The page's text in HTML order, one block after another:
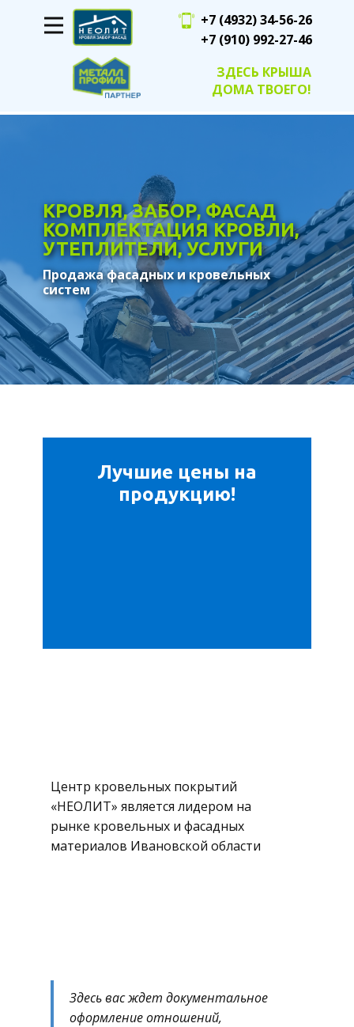
+7 (4932) 34-56-26
+7 (910) 992-27-46
ЗДЕСЬ КРЫША
ДОМА ТВОЕГО!
КРОВЛЯ, ЗАБОР, ФАСАД
КОМПЛЕКТАЦИЯ КРОВЛИ,
УТЕПЛИТЕЛИ, УСЛУГИ
Продажа фасадных и кровельных
систем
Лучшие цены на
продукцию!
Центр кровельных покрытий
«НЕОЛИТ» является лидером на
рынке кровельных и фасадных
материалов Ивановской области
Здесь вас ждет документальное
оформление отношений,